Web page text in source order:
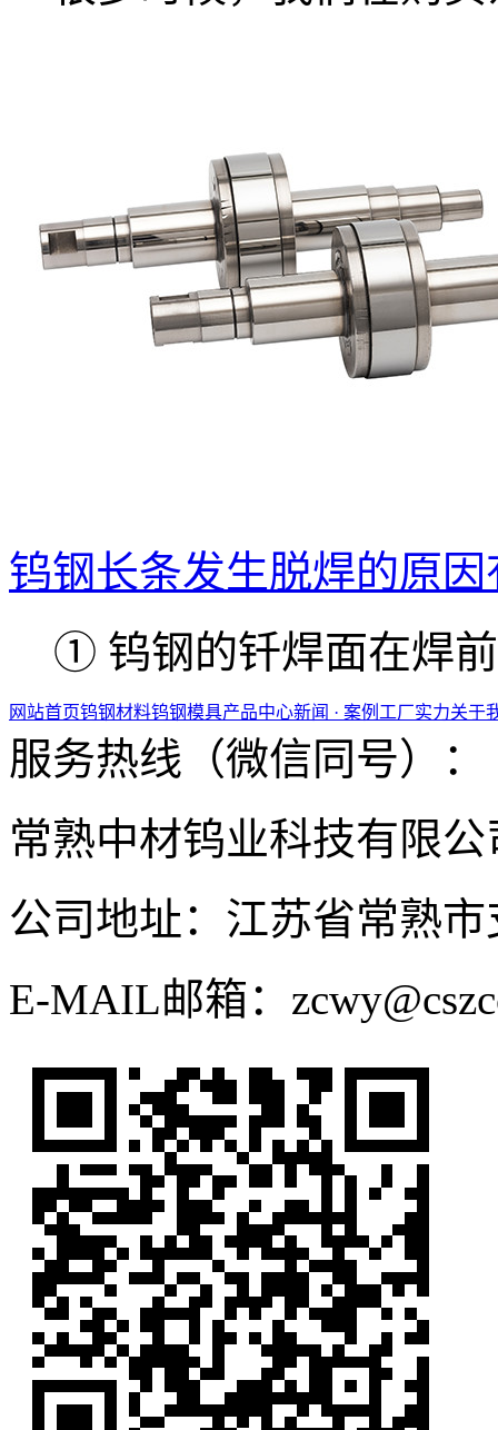
钨钢长条发生脱焊的原
① 钨钢的钎焊面在焊
网站首页钨钢材料钨钢模具产品中心新闻 · 案例 工厂实力关于
服务热线（微信同号）：
常熟中材钨业科技有限
公司地址：江苏省常熟
E-MAIL邮箱：